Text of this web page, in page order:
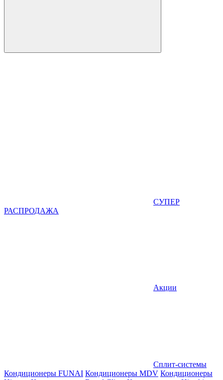
СУПЕР
РАСПРОДАЖА
Акции
Сплит-системы
Кондиционеры FUNAI Кондиционеры MDV Кондиционеры